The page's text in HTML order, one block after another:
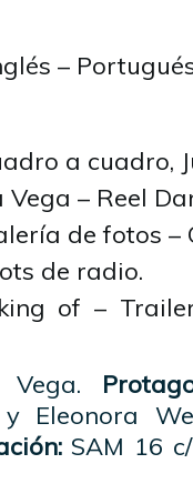
–
a cuadro,
– Reel
de fotos –
de radio.
of –
Eleonora
SAM 16